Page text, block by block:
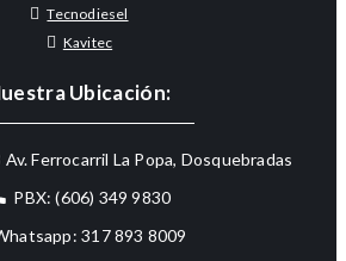
Tecnodiesel
Kavitec
Ubicación:
Ferrocarril La Popa, Dosquebradas
PBX: (606) 349 9830
317 893 8009